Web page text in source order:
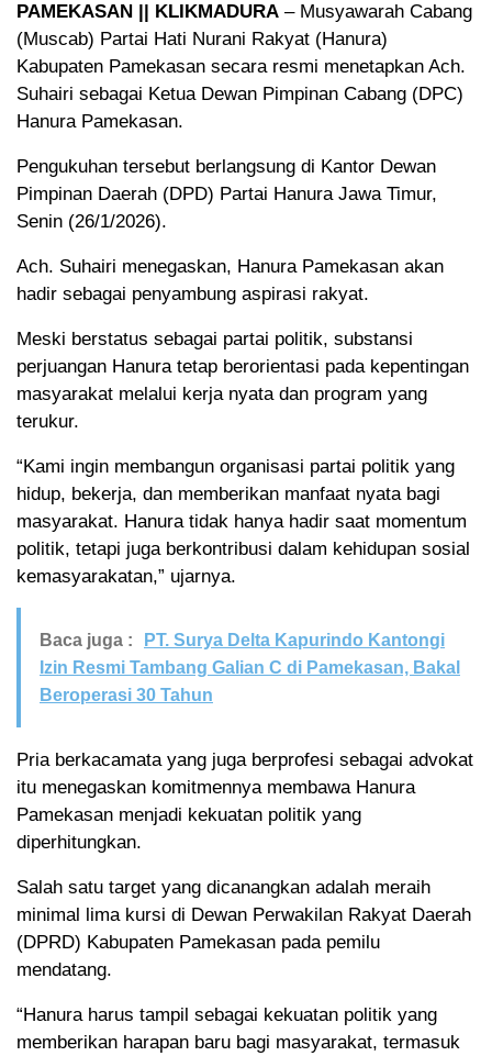
PAMEKASAN || KLIKMADURA – Musyawarah Cabang
(Muscab) Partai Hati Nurani Rakyat (Hanura)
Kabupaten Pamekasan secara resmi menetapkan Ach.
Suhairi sebagai Ketua Dewan Pimpinan Cabang (DPC)
Hanura Pamekasan.
Pengukuhan tersebut berlangsung di Kantor Dewan
Pimpinan Daerah (DPD) Partai Hanura Jawa Timur,
Senin (26/1/2026).
Ach. Suhairi menegaskan, Hanura Pamekasan akan
hadir sebagai penyambung aspirasi rakyat.
Meski berstatus sebagai partai politik, substansi
perjuangan Hanura tetap berorientasi pada kepentingan
masyarakat melalui kerja nyata dan program yang
terukur.
“Kami ingin membangun organisasi partai politik yang
hidup, bekerja, dan memberikan manfaat nyata bagi
masyarakat. Hanura tidak hanya hadir saat momentum
politik, tetapi juga berkontribusi dalam kehidupan sosial
kemasyarakatan,” ujarnya.
Baca juga :
PT. Surya Delta Kapurindo Kantongi
Izin Resmi Tambang Galian C di Pamekasan, Bakal
Beroperasi 30 Tahun
Pria berkacamata yang juga berprofesi sebagai advokat
itu menegaskan komitmennya membawa Hanura
Pamekasan menjadi kekuatan politik yang
diperhitungkan.
Salah satu target yang dicanangkan adalah meraih
minimal lima kursi di Dewan Perwakilan Rakyat Daerah
(DPRD) Kabupaten Pamekasan pada pemilu
mendatang.
“Hanura harus tampil sebagai kekuatan politik yang
memberikan harapan baru bagi masyarakat, termasuk